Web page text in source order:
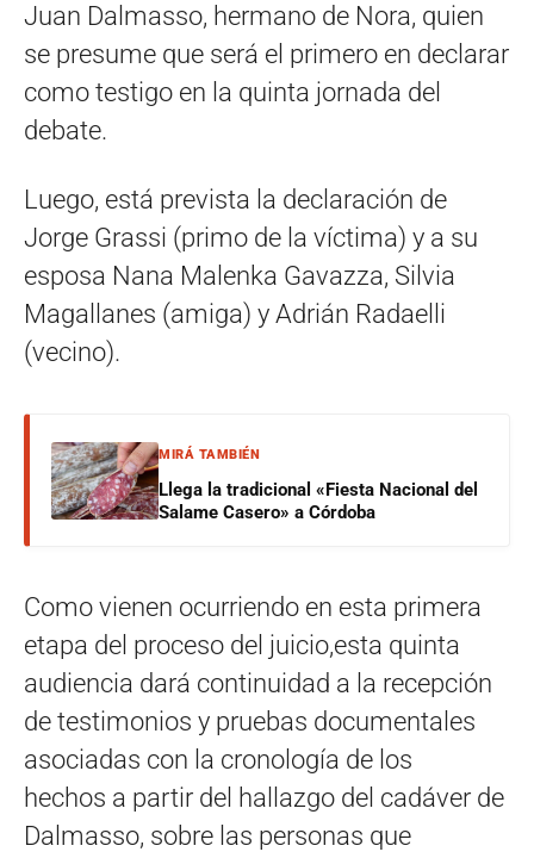
Juan Dalmasso, hermano de Nora, quien
se presume que será el primero en declarar
como testigo en la quinta jornada del
debate.
Luego, está prevista la declaración de
Jorge Grassi (primo de la víctima) y a su
esposa Nana Malenka Gavazza, Silvia
Magallanes (amiga) y Adrián Radaelli
(vecino).
MIRÁ TAMBIÉN
Llega la tradicional «Fiesta Nacional del
Salame Casero» a Córdoba
Como vienen ocurriendo en esta primera
etapa del proceso del juicio,esta quinta
audiencia dará continuidad a la recepción
de testimonios y pruebas documentales
asociadas con la cronología de los
hechos a partir del hallazgo del cadáver de
Dalmasso, sobre las personas que